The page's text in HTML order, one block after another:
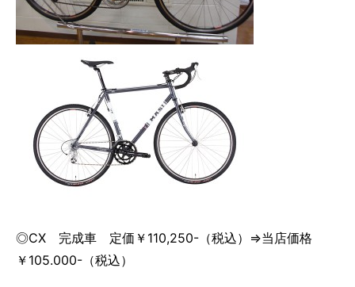
◎CX 完成車 定価￥110,250-（税込）⇒当店価格
￥105.000-（税込）